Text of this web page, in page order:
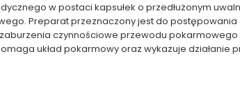
w postaci kapsułek o przedłużonym
Preparat przeznaczony jest do
czynnościowe przewodu
układ pokarmowy oraz wykazuje działanie